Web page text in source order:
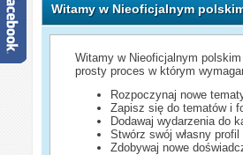
Witamy w Nieoficjalnym
Witamy w Nieoficjalnym
prosty proces w którym
Rozpoczynaj nowe
Zapisz się do tematów i
Dodawaj wydarzenia do
Stwórz swój własny
Zdobywaj nowe